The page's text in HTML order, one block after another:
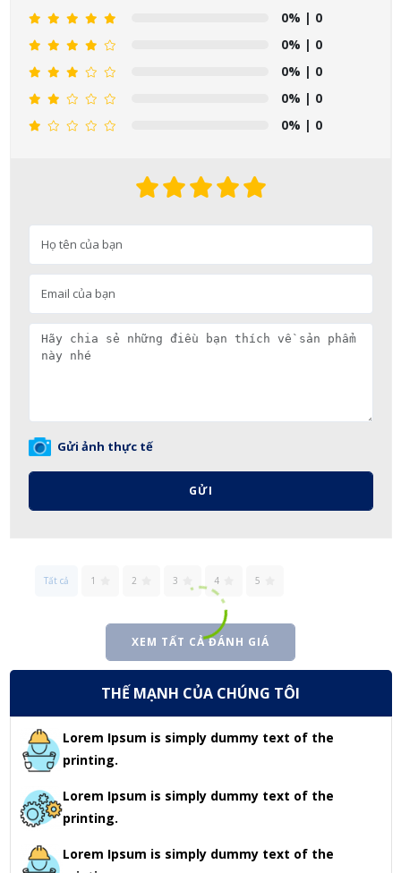
0% | 0
0% | 0
0% | 0
0% | 0
0% | 0
Gửi ảnh thực tế
GỬI
Tất cả 1 2 3 4 5
XEM TẤT CẢ ĐÁNH GIÁ
THẾ MẠNH CỦA CHÚNG TÔI
Lorem Ipsum is simply dummy text of the
printing.
Lorem Ipsum is simply dummy text of the
printing.
Lorem Ipsum is simply dummy text of the